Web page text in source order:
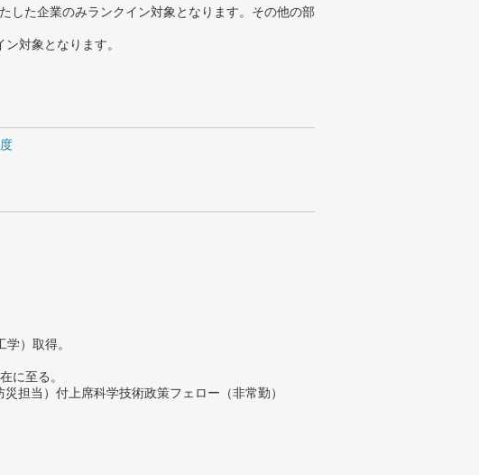
した企業のみランクイン対象となります。その他の部
対象となります。
）取得。
に至る。
担当）付上席科学技術政策フェロー（非常勤）